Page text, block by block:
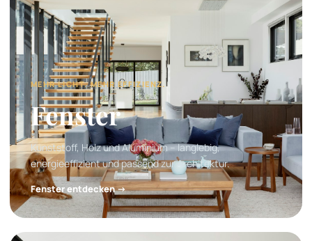
MEHR LICHT. MEHR EFFIZIENZ.
Fenster
Kunststoff, Holz und Aluminium – langlebig,
energieeffizient und passend zur Architektur.
Fenster entdecken →